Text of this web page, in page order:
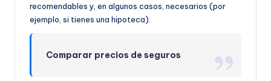
recomendables y, en algunos casos, necesarios (por
ejemplo, si tienes una hipoteca).
Comparar precios de seguros